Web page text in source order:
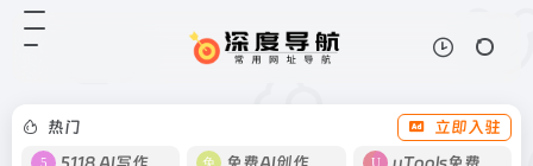
热门
立即入驻
(1914-2007) 及家族于1994年在香
港创立。“求是”之名﹐是查先生根
的。基金会之主要目的是...